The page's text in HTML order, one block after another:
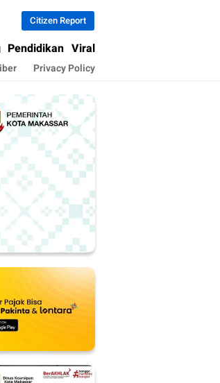
Citizen Report
Pendidikan Viral
Privacy Policy